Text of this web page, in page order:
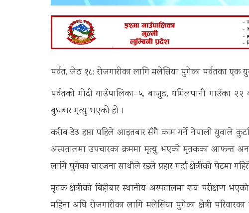
पर्वत, जेठ १८: रोजगारीका लागि मलेसिया पुगेका पर्वतका
पर्वतको मोदी गाउँपालिका–५, बाजुङ, धमिलपानी गाउँका
बुधबार मृत्यु भएको हो ।
करीब डेढ हप्ता पहिले आइतबार सँगै काम गर्ने नेपाली युवाले
अस्पतालमा उपचारका क्रममा मृत्यु भएको मृतकका आफन्त
लागि पुगेका चारजना साथीले रडले प्रहार गर्दा क्षेत्रीको पेटमा
मृतक क्षेत्रीको बिहीबार स्थानीय अस्पतालमा शव परीक्षण
महिना अघि रोजगारीका लागि मलेसिया पुगेका क्षेत्री